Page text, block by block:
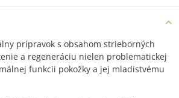
prípravok s obsahom strieborných
a regeneráciu nielen problematickej
funkcii pokožky a jej mladistvému